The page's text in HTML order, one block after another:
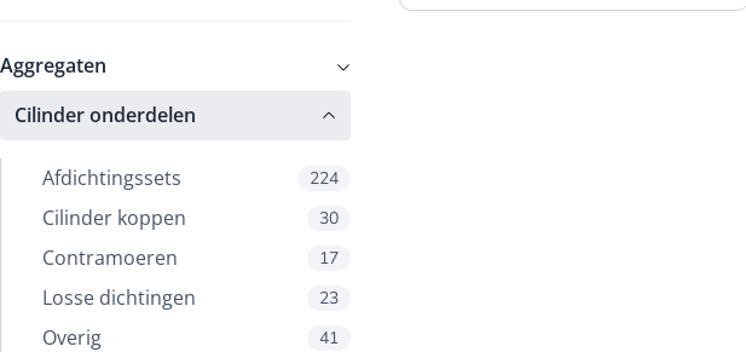
Aggregaten
Cilinder onderdelen
Afdichtingssets 224
Cilinder koppen 30
Contramoeren 17
Losse dichtingen 23
Overig 41